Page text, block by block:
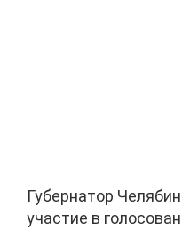
Губернатор
участие в